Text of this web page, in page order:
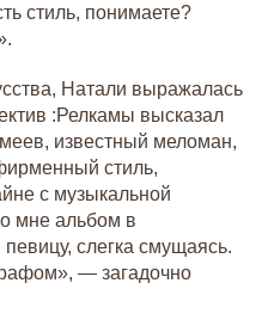
стиль, понимаете?
Натали выражалась
:Релкамы высказал
известный меломан,
стиль,
с музыкальной
мне альбом в
слегка смущаясь.
— загадочно